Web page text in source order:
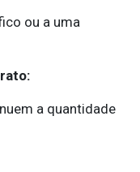
ou a uma
a quantidade